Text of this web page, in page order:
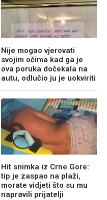
Nije mogao vjerovati
svojim očima kad ga je
ova poruka dočekala na
autu, odlučio ju je uokviriti
Hit snimka iz Crne Gore:
tip je zaspao na plaži,
morate vidjeti što su mu
napravili prijatelji